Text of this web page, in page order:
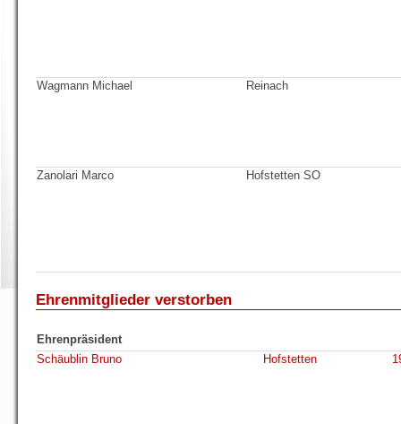
Wagmann Michael Reinach
Zanolari Marco Hofstetten SO
Ehrenmitglieder verstorben
Ehrenpräsident
Schäublin Bruno
Hofstetten